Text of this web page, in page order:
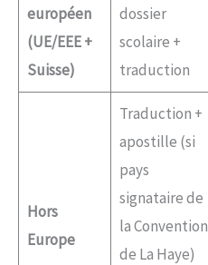
européen
(UE/EEE +
Suisse)
dossier
scolaire +
traduction
Hors
Europe
Traduction +
apostille (si
pays
signataire de
la Convention
de La Haye)